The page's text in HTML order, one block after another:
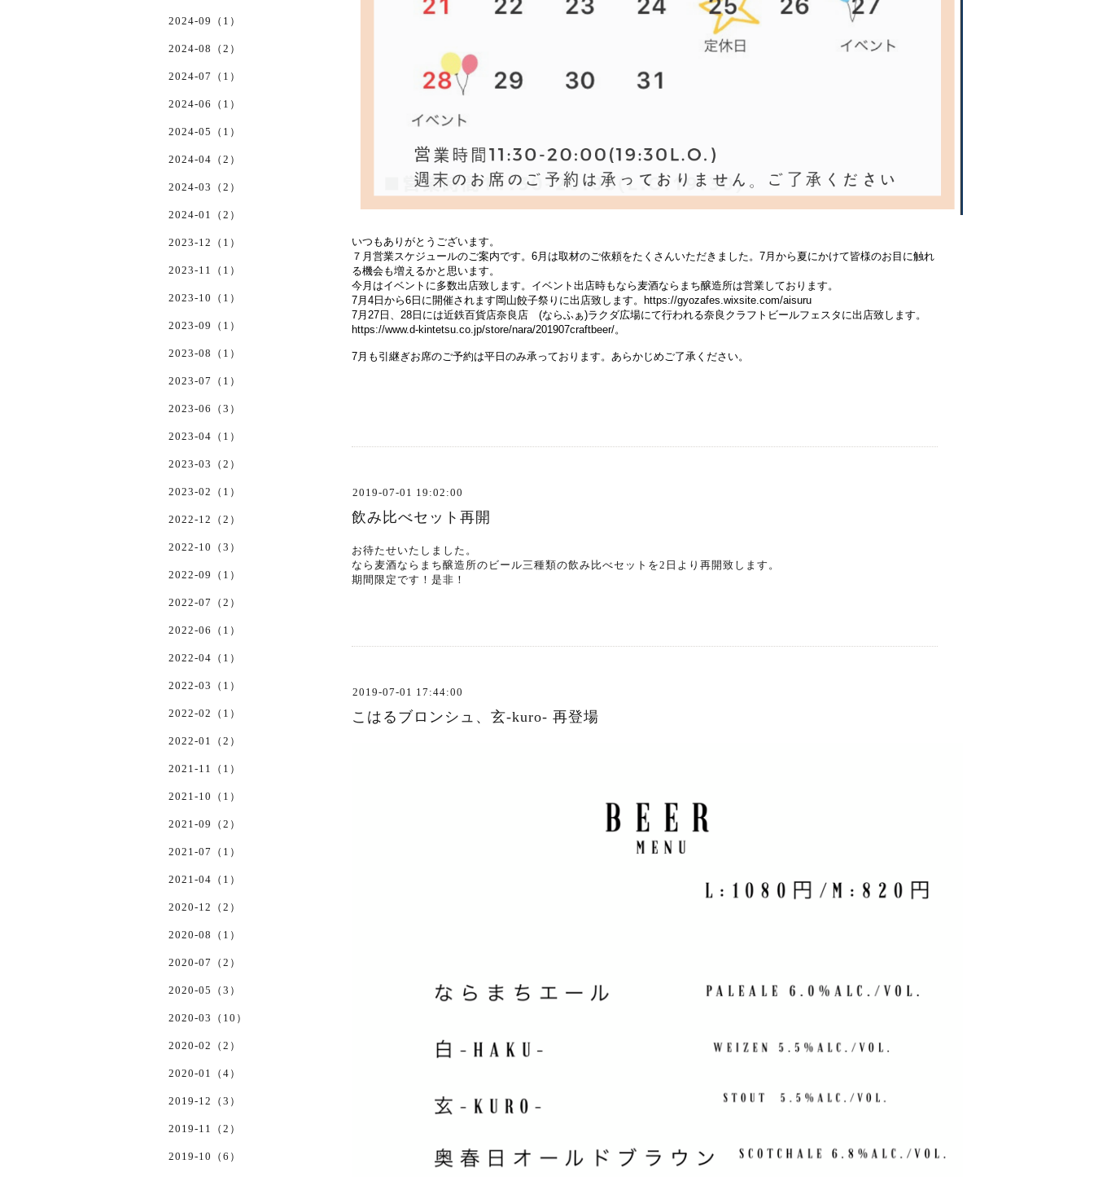
いつもありがとうございます。
７月営業スケジュールのご案内です。 6月は取材のご依頼をたくさんいただきました。7月から夏にかけて皆様のお目に触れ
る機会も増えるかと思います。
今月はイベントに多数出店致します。 イベント出店時もなら麦酒ならまち醸造所は営業しております。
7月4日から6日に開催されます岡山餃子祭りに出店致します。https://gyozafes.wixsite.com/aisuru
7月27日、28日には近鉄百貨店奈良店 (ならふぁ)ラクダ広場にて行われる奈良クラフ トビールフェスタに出店致します。
https://www.d-kintetsu.co.jp/store/nara/201907craftbeer/。
7月も引継ぎお席のご予約は平日のみ承っております。あらかじめご了承ください。
2019-07-01 19:02:00
飲み比べセット再開
お待たせいたしました。
なら麦酒ならまち醸造所のビール三種類の飲み比べセットを2日より再開致します。
期間限定です！是非！
2019-07-01 17:44:00
こはるブロンシュ、玄-kuro- 再登場
2024-09（1）
2024-08（2）
2024-07（1）
2024-06（1）
2024-05（1）
2024-04（2）
2024-03（2）
2024-01（2）
2023-12（1）
2023-11（1）
2023-10（1）
2023-09（1）
2023-08（1）
2023-07（1）
2023-06（3）
2023-04（1）
2023-03（2）
2023-02（1）
2022-12（2）
2022-10（3）
2022-09（1）
2022-07（2）
2022-06（1）
2022-04（1）
2022-03（1）
2022-02（1）
2022-01（2）
2021-11（1）
2021-10（1）
2021-09（2）
2021-07（1）
2021-04（1）
2020-12（2）
2020-08（1）
2020-07（2）
2020-05（3）
2020-03（10）
2020-02（2）
2020-01（4）
2019-12（3）
2019-11（2）
2019-10（6）